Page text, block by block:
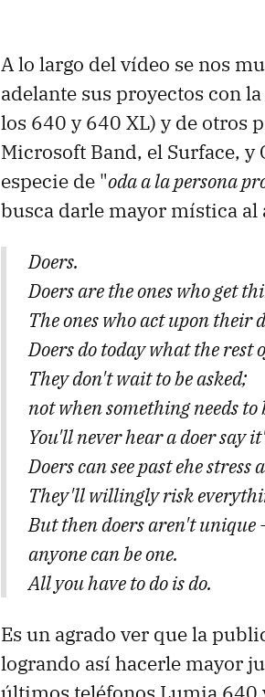
A lo largo del vídeo se nos
adelante sus proyectos con
los 640 y 640 XL) y de otros
Microsoft Band, el Surface,
especie de "oda a la persona
busca darle mayor mística al
Doers.
Doers are the ones who get
The ones who act upon their
Doers do today what the rest
They don't wait to be asked;
not when something needs to
You'll never hear a doer say
Doers can see past ehe
They'll willingly risk
But then doers aren't unique -
anyone can be one.
All you have to do is do.
Es un agrado ver que la
logrando así hacerle mayor